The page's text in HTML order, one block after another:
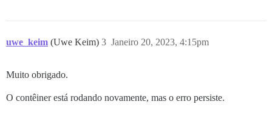
uwe_keim (Uwe Keim) Janeiro 20, 2023, 4:15pm
3
Muito obrigado.
O contêiner está rodando novamente, mas o erro persiste.